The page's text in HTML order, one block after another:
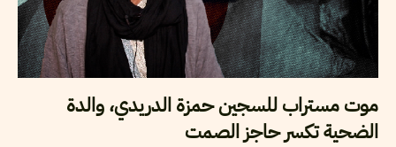
موت مستراب للسجين حمزة الدريدي، والدة
الضحية تكسر حاجز الصمت